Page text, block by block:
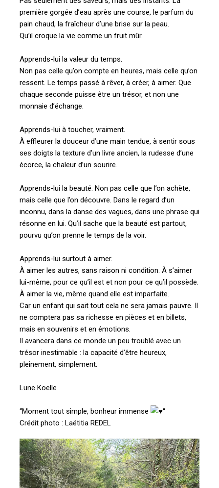
première gorgée d’eau après une course, le parfum du
pain chaud, la fraîcheur d’une brise sur la peau.
Qu’il croque la vie comme un fruit mûr.
Apprends-lui la valeur du temps.
Non pas celle qu’on compte en heures, mais celle qu’on
ressent. Le temps passé à rêver, à créer, à aimer. Que
chaque seconde puisse être un trésor, et non une
monnaie d’échange.
Apprends-lui à toucher, vraiment.
À effleurer la douceur d’une main tendue, à sentir sous
ses doigts la texture d’un livre ancien, la rudesse d’une
écorce, la chaleur d’un sourire.
Apprends-lui la beauté. Non pas celle que l’on achète,
mais celle que l’on découvre. Dans le regard d’un
inconnu, dans la danse des vagues, dans une phrase qui
résonne en lui. Qu’il sache que la beauté est partout,
pourvu qu’on prenne le temps de la voir.
Apprends-lui surtout à aimer.
À aimer les autres, sans raison ni condition. À s’aimer
lui-même, pour ce qu’il est et non pour ce qu’il possède.
À aimer la vie, même quand elle est imparfaite.
Car un enfant qui sait tout cela ne sera jamais pauvre. Il
ne comptera pas sa richesse en pièces et en billets,
mais en souvenirs et en émotions.
Il avancera dans ce monde un peu troublé avec un
trésor inestimable : la capacité d’être heureux,
pleinement, simplement.
Lune Koelle
“Moment tout simple, bonheur immense
“
Crédit photo : Laëtitia REDEL